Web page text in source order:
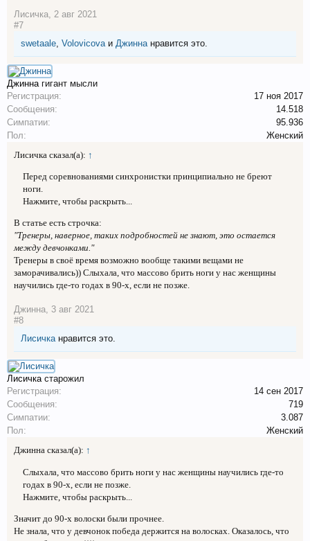
Лисичка 2 авг 2021
#7
swetaale Volovicova и Джинна нравится это.
Джинна гигант мысли
Регистрация:
17 ноя 2017
Сообщения:
14.518
Симпатии:
95.936
Пол:
Женский
Лисичка сказал(а): ↑
Перед соревнованиями синхронистки принципиально не бреют
ноги.
Нажмите, чтобы раскрыть...
В статье есть строчка:
"Тренеры, наверное, таких подробностей не знают, это остается
между девчонками."
Тренеры в своё время возможно вообще такими вещами не
заморачивались)) Слыхала, что массово брить ноги у нас женщины
научились где-то годах в 90-х, если не позже.
Джинна, 3 авг 2021
#8
Лисичканравится это.
Лисичка старожил
Регистрация:
14 сен 2017
Сообщения:
719
Симпатии:
3.087
Пол:
Женский
Джинна сказал(а): ↑
Слыхала, что массово брить ноги у нас женщины научились где-то
годах в 90-х, если не позже.
Нажмите, чтобы раскрыть...
Значит до 90-х волоски были прочнее.
Не знала, что у девчонок победа держится на волосках. Оказалось, что